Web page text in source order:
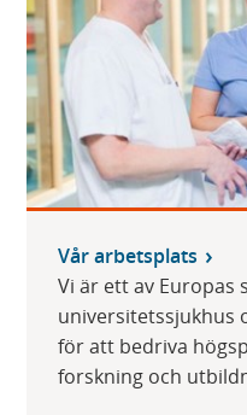
Vår arbetsplats
Vi är ett av Europas
universitetssjukhus
för att bedriva
forskning och